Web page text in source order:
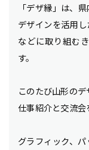
「デザ縁」は、
デザインを活用
などに取り組む
す。
このたび山形の
仕事紹介と交流会
グラフィック、